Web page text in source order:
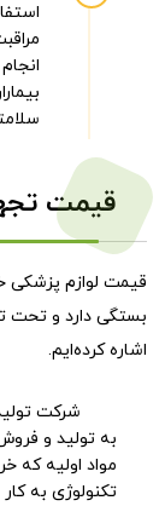
قیمت
قیمت لوازم پزشکی
بستگی دارد و تحت
اشاره کرده‌ایم.
شرکت
به تولید و
مواد اولیه که
تکنولوژی به